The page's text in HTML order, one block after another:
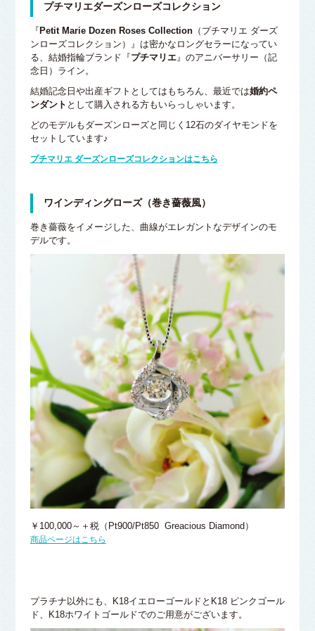
プチマリエダーズンローズコレクション
『Petit Marie Dozen Roses Collection（プチマリエ ダーズ
ンローズコレクション）』は密かなロングセラーになってい
る、結婚指輪ブランド『プチマリエ』のアニバーサリー（記
念日）ライン。
結婚記念日や出産ギフトとしてはもちろん、最近では婚約ペ
ンダント として購入される方もいらっしゃいます。
どのモデルもダーズンローズと同じく12石のダイヤモンドを
セットしています♪
プチマリエ ダーズンローズコレクションはこちら
ワインディングローズ（巻き薔薇風）
巻き薔薇をイメージした、曲線がエレガントなデザインのモ
デルです。
￥100,000～＋税（Pt900/Pt850 Greacious Diamond）
商品ページはこちら
プラチナ以外にも、K18イエローゴールドとK18 ピンクゴール
ド、K18ホワイトゴールドでのご用意がございます。